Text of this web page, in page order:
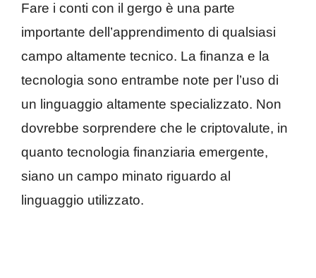
Fare i conti con il gergo è una parte
importante dell’apprendimento di qualsiasi
campo altamente tecnico. La finanza e la
tecnologia sono entrambe note per l’uso di
un linguaggio altamente specializzato. Non
dovrebbe sorprendere che le criptovalute, in
quanto tecnologia finanziaria emergente,
siano un campo minato riguardo al
linguaggio utilizzato.